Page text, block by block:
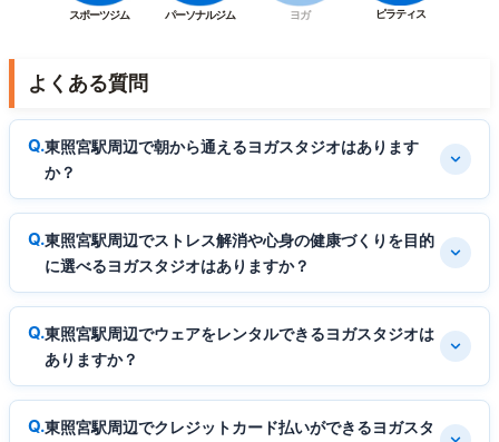
スポーツジム パーソナルジム ヨガ ピラティス
よくある質問
東照宮駅周辺で朝から通えるヨガスタジオはあります
か？
東照宮駅周辺でストレス解消や心身の健康づくりを目的
に選べるヨガスタジオはありますか？
東照宮駅周辺でウェアをレンタルできるヨガスタジオは
ありますか？
東照宮駅周辺でクレジットカード払いができるヨガスタ